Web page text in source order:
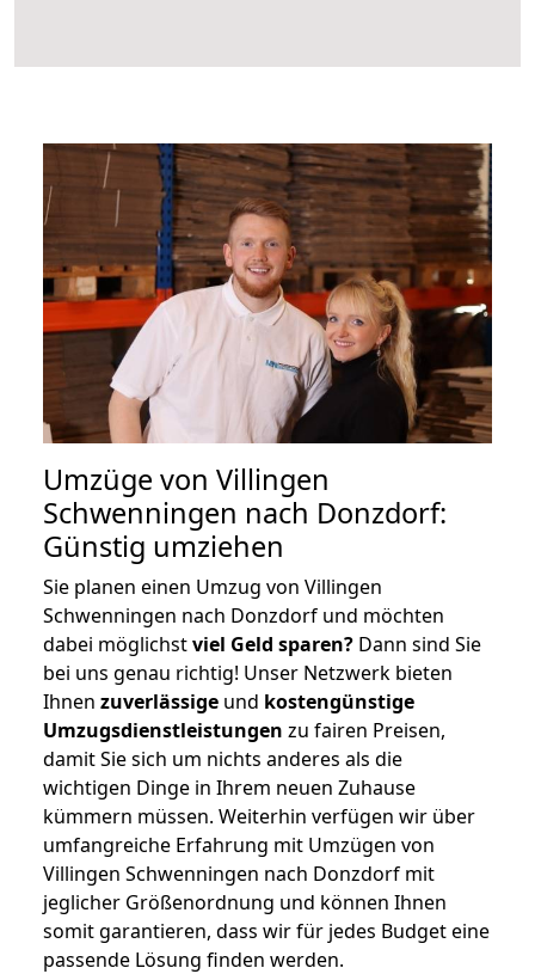
Umzüge von Villingen
Schwenningen nach Donzdorf:
Günstig umziehen
Sie planen einen Umzug von Villingen
Schwenningen nach Donzdorf und möchten
dabei möglichstviel Geld sparen? Dann sind Sie
bei uns genau richtig! Unser Netzwerk bieten
Ihnen zuverlässige und kostengünstige
Umzugsdienstleistungen zu fairen Preisen,
damit Sie sich um nichts anderes als die
wichtigen Dinge in Ihrem neuen Zuhause
kümmern müssen. Weiterhin verfügen wir über
umfangreiche Erfahrung mit Umzügen von
Villingen Schwenningen nach Donzdorf mit
jeglicher Größenordnung und können Ihnen
somit garantieren, dass wir für jedes Budget eine
passende Lösung finden werden.